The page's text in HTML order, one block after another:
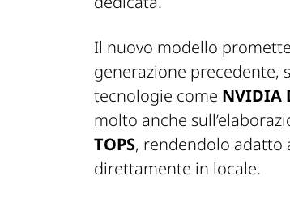
Il nuovo modello
generazione precedente,
tecnologie come NVIDIA
molto anche
TOPS, rendendolo adatto
direttamente in locale.